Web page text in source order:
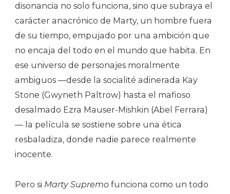
disonancia no solo funciona, sino que subraya el
carácter anacrónico de Marty, un hombre fuera
de su tiempo, empujado por una ambición que
no encaja del todo en el mundo que habita. En
ese universo de personajes moralmente
ambiguos —desde la socialité adinerada Kay
Stone (Gwyneth Paltrow) hasta el mafioso
desalmado Ezra Mauser-Mishkin (Abel Ferrara)
— la película se sostiene sobre una ética
resbaladiza, donde nadie parece realmente
inocente.
Pero si Marty Supremo funciona como un todo